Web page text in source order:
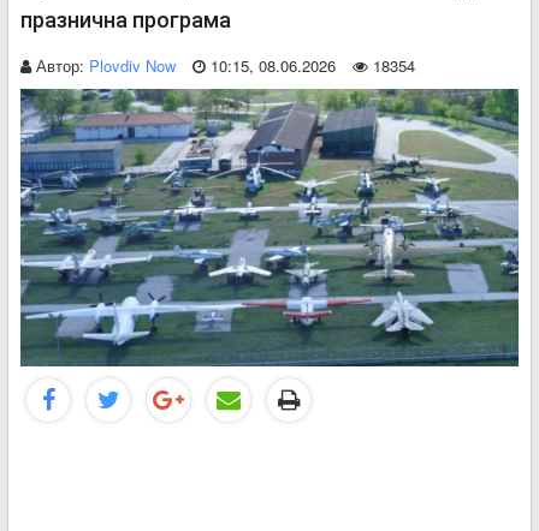
празнична програма
Автор: Plovdiv Now 10:15, 08.06.2026 18354